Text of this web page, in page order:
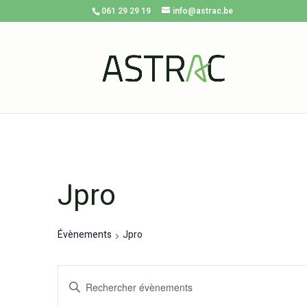
061 29 29 19 info@astrac.be
Jpro
Évènements Jpro
et
Saisir
mot-